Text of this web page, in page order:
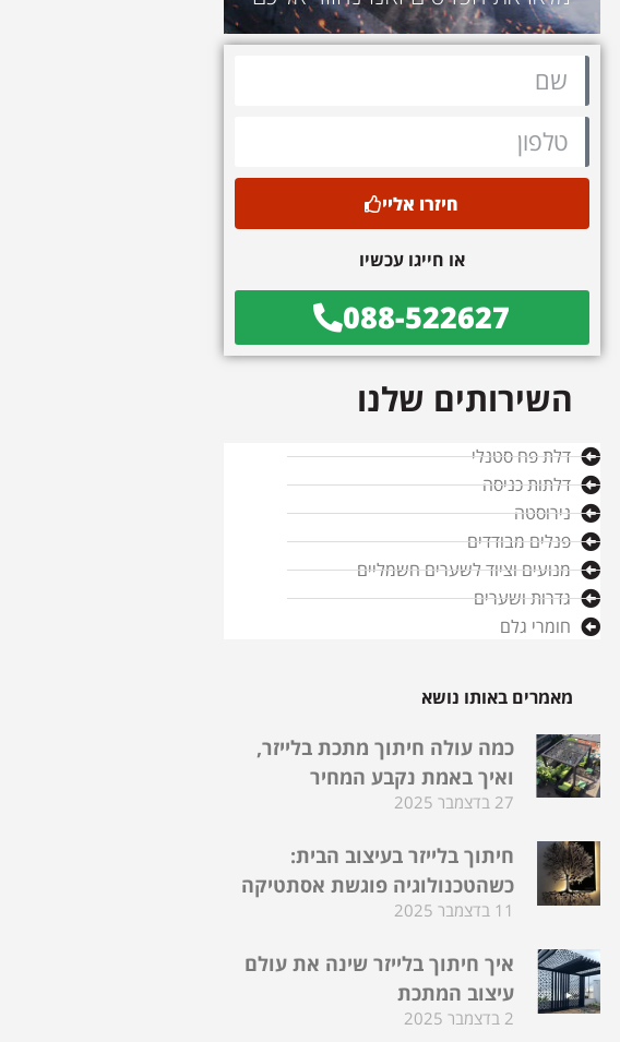
חיזרו אליי
או חייגו עכשיו
088-522627
השירותים שלנו
דלת פח סטנלי
דלתות כניסה
נירוסטה
פנלים מבודדים
מנועים וציוד לשערים חשמליים
גדרות ושערים
חומרי גלם
מאמרים באותו נושא
כמה עולה חיתוך מתכת בלייזר,
ואיך באמת נקבע המחיר
27 בדצמבר 2025
חיתוך בלייזר בעיצוב הבית:
כשהטכנולוגיה פוגשת אסתטיקה
11 בדצמבר 2025
איך חיתוך בלייזר שינה את עולם
עיצוב המתכת
2 בדצמבר 2025